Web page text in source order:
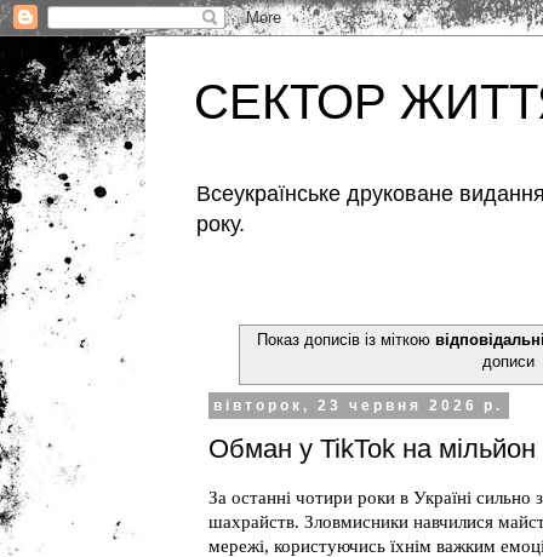
СЕКТОР
Всеукраїнське друковане
року.
Показ дописів із міткою
дописи
вівторок, 23 червня 2026 р.
Обман у TikTok на мільйон
За останні чотири роки в Україні сильно
шахрайств. Зловмисники навчилися
мережі, користуючись їхнім важким